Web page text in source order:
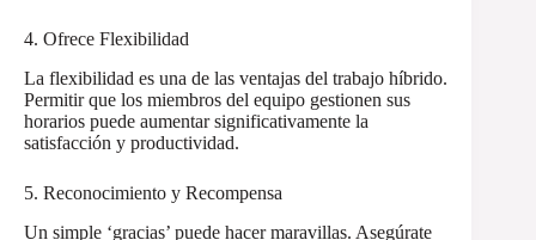
4. Ofrece Flexibilidad
La flexibilidad es una de las ventajas del trabajo híbrido.
Permitir que los miembros del equipo gestionen sus
horarios puede aumentar significativamente la
satisfacción y productividad.
5. Reconocimiento y Recompensa
Un simple ‘gracias’ puede hacer maravillas. Asegúrate